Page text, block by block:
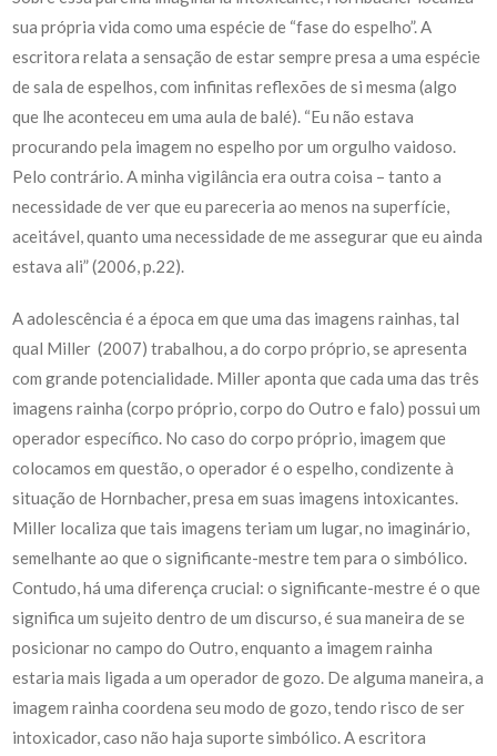
sua própria vida como uma espécie de “fase do espelho”. A
escritora relata a sensação de estar sempre presa a uma espécie
de sala de espelhos, com infinitas reflexões de si mesma (algo
que lhe aconteceu em uma aula de balé). “Eu não estava
procurando pela imagem no espelho por um orgulho vaidoso.
Pelo contrário. A minha vigilância era outra coisa – tanto a
necessidade de ver que eu pareceria ao menos na superfície,
aceitável, quanto uma necessidade de me assegurar que eu ainda
estava ali” (2006, p.22).
A adolescência é a época em que uma das imagens rainhas, tal
qual Miller (2007) trabalhou, a do corpo próprio, se apresenta
com grande potencialidade. Miller aponta que cada uma das três
imagens rainha (corpo próprio, corpo do Outro e falo) possui um
operador específico. No caso do corpo próprio, imagem que
colocamos em questão, o operador é o espelho, condizente à
situação de Hornbacher, presa em suas imagens intoxicantes.
Miller localiza que tais imagens teriam um lugar, no imaginário,
semelhante ao que o significante-mestre tem para o simbólico.
Contudo, há uma diferença crucial: o significante-mestre é o que
significa um sujeito dentro de um discurso, é sua maneira de se
posicionar no campo do Outro, enquanto a imagem rainha
estaria mais ligada a um operador de gozo. De alguma maneira, a
imagem rainha coordena seu modo de gozo, tendo risco de ser
intoxicador, caso não haja suporte simbólico. A escritora